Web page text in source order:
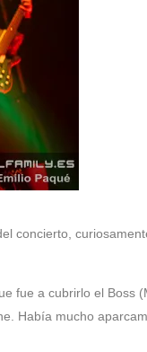
concierto,
fue a cubrirlo el Boss
Había mucho